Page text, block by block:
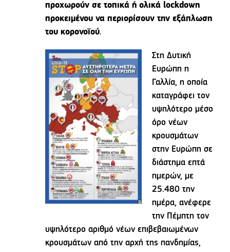
προχωρούν σε τοπικά ή ολικά lockdown
προκειμένου να περιορίσουν την εξάπλωση
του κορονοϊού.
Στη Δυτική
Ευρώπη η
Γαλλία, η οποία
καταγράφει τον
υψηλότερο μέσο
όρο νέων
κρουσμάτων
στην Ευρώπη σε
διάστημα επτά
ημερών, με
25.480 την
ημέρα, ανέφερε
την Πέμπτη τον
υψηλότερο αριθμό νέων επιβεβαιωμένων
κρουσμάτων από την αρχή της πανδημίας,